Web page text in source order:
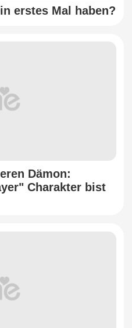
erstes Mal haben?
Dämon:
Charakter bist